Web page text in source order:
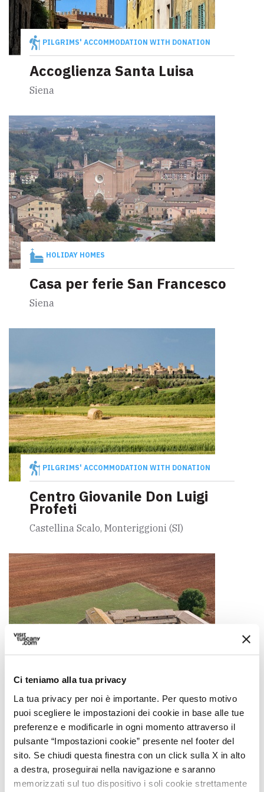
Ci teniamo alla tua privacy
La tua privacy per noi è importante. Per questo motivo
puoi scegliere le impostazioni dei cookie in base alle tue
preferenze e modificarle in ogni momento attraverso il
pulsante “Impostazioni cookie” presente nel footer del
sito. Se chiudi questa finestra con un click sulla X in alto
a destra, proseguirai nella navigazione e saranno
memorizzati sul tuo dispositivo i soli cookie strettamente
PILGRIMS' ACCOMMODATION WITH DONATION
Accoglienza Santa Luisa
Siena
HOLIDAY HOMES
Casa per ferie San Francesco
Siena
PILGRIMS' ACCOMMODATION WITH DONATION
Centro Giovanile Don Luigi
Profeti
Castellina Scalo, Monteriggioni (SI)
Ospitale dei Santi Cirino e
Giacomo
Abbadia a Isola, Monteriggioni (SI)